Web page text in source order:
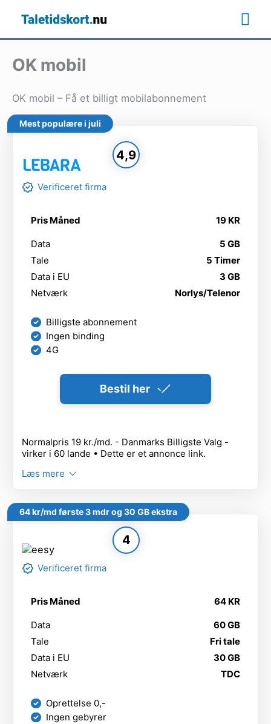
indholdet
OK mobil
OK mobil – Få et billigt mobilabonnement
Mest populære i juli
4,9
Verificeret firma
Pris Måned 19 KR
Data
5 GB
Tale
5 Timer
Data i EU
3 GB
Netværk
Norlys/Telenor
Billigste abonnement
Ingen binding
4G
Bestil her
Normalpris 19 kr./md. - Danmarks Billigste Valg -
virker i 60 lande • Dette er et annonce link.
Læs mere
64 kr/md første 3 mdr og 30 GB ekstra
4
Verificeret firma
Pris Måned 64 KR
Data
60 GB
Tale
Fri tale
Data i EU
30 GB
Netværk
TDC
Oprettelse 0,-
Ingen gebyrer